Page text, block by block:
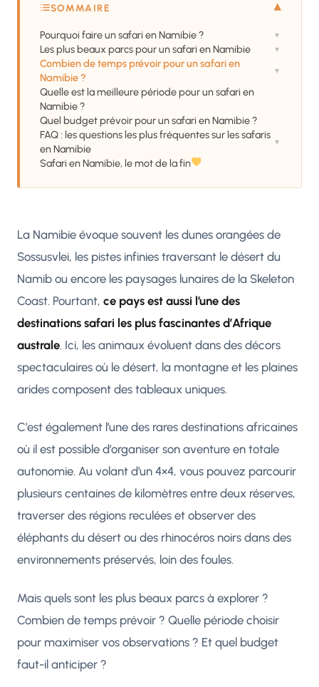
SOMMAIRE ▾
Pourquoi faire un safari en Namibie ? ▾
Les plus beaux parcs pour un safari en Namibie ▾
Combien de temps prévoir pour un safari en
Namibie ?
▾
Quelle est la meilleure période pour un safari en
Namibie ?
Quel budget prévoir pour un safari en Namibie ?
FAQ : les questions les plus fréquentes sur les safaris
en Namibie
▾
Safari en Namibie, le mot de la fin
La Namibie évoque souvent les dunes orangées de
Sossusvlei, les pistes infinies traversant le désert du
Namib ou encore les paysages lunaires de la Skeleton
Coast. Pourtant, ce pays est aussi l’une des
destinations safari les plus fascinantes d’Afrique
australe. Ici, les animaux évoluent dans des décors
spectaculaires où le désert, la montagne et les plaines
arides composent des tableaux uniques.
C’est également l’une des rares destinations africaines
où il est possible d’organiser son aventure en totale
autonomie. Au volant d’un 4×4, vous pouvez parcourir
plusieurs centaines de kilomètres entre deux réserves,
traverser des régions reculées et observer des
éléphants du désert ou des rhinocéros noirs dans des
environnements préservés, loin des foules.
Mais quels sont les plus beaux parcs à explorer ?
Combien de temps prévoir ? Quelle période choisir
pour maximiser vos observations ? Et quel budget
faut-il anticiper ?